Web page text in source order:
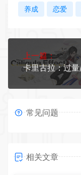
养成 恋爱
上一篇：
常见问题
相关文章